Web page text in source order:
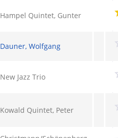
Hampel Quintet, Gunter
Dauner, Wolfgang
New Jazz Trio
Kowald Quintet, Peter